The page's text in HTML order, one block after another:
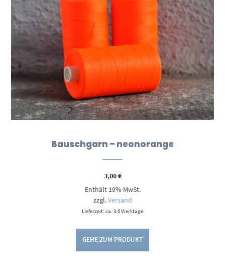
Bauschgarn – neonorange
3,00€
Enthält 19% MwSt.
zzgl.Versand
Lieferzeit: ca. 3-5 Werktage
GEHE ZUM PRODUKT